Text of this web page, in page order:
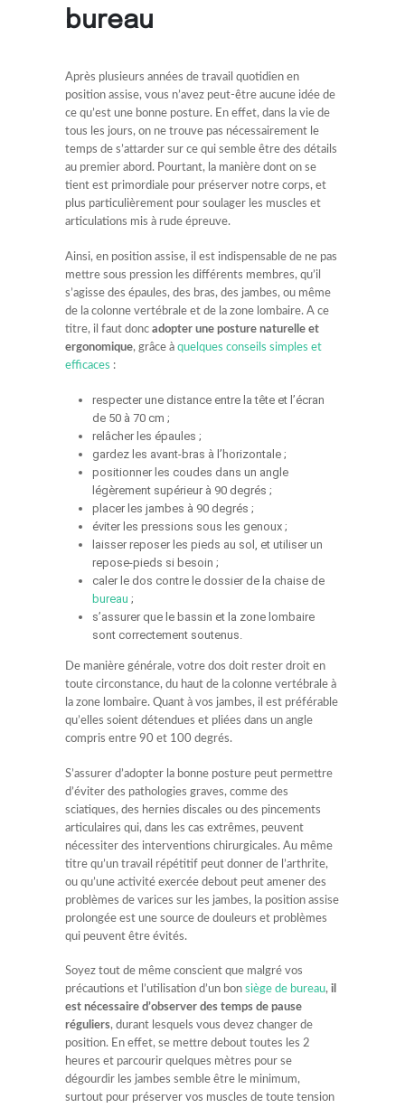
bureau
Après plusieurs années de travail quotidien en
position assise, vous n’avez peut-être aucune idée de
ce qu’est une bonne posture. En effet, dans la vie de
tous les jours, on ne trouve pas nécessairement le
temps de s’attarder sur ce qui semble être des détails
au premier abord. Pourtant, la manière dont on se
tient est primordiale pour préserver notre corps, et
plus particulièrement pour soulager les muscles et
articulations mis à rude épreuve.
Ainsi, en position assise, il est indispensable de ne pas
mettre sous pression les différents membres, qu’il
s’agisse des épaules, des bras, des jambes, ou même
de la colonne vertébrale et de la zone lombaire. A ce
titre, il faut donc adopter une posture naturelle et
ergonomique, grâce à quelques conseils simples et
efficaces :
respecter une distance entre la tête et l’écran
de 50 à 70 cm ;
relâcher les épaules ;
gardez les avant-bras à l’horizontale ;
positionner les coudes dans un angle
légèrement supérieur à 90 degrés ;
placer les jambes à 90 degrés ;
éviter les pressions sous les genoux ;
laisser reposer les pieds au sol, et utiliser un
repose-pieds si besoin ;
caler le dos contre le dossier de la chaise de
bureau ;
s’assurer que le bassin et la zone lombaire
sont correctement soutenus.
De manière générale, votre dos doit rester droit en
toute circonstance, du haut de la colonne vertébrale à
la zone lombaire. Quant à vos jambes, il est préférable
qu’elles soient détendues et pliées dans un angle
compris entre 90 et 100 degrés.
S’assurer d’adopter la bonne posture peut permettre
d’éviter des pathologies graves, comme des
sciatiques, des hernies discales ou des pincements
articulaires qui, dans les cas extrêmes, peuvent
nécessiter des interventions chirurgicales. Au même
titre qu’un travail répétitif peut donner de l’arthrite,
ou qu’une activité exercée debout peut amener des
problèmes de varices sur les jambes, la position assise
prolongée est une source de douleurs et problèmes
qui peuvent être évités.
Soyez tout de même conscient que malgré vos
précautions et l’utilisation d’un bon siège de bureau, il
est nécessaire d’observer des temps de pause
réguliers, durant lesquels vous devez changer de
position. En effet, se mettre debout toutes les 2
heures et parcourir quelques mètres pour se
dégourdir les jambes semble être le minimum,
surtout pour préserver vos muscles de toute tension